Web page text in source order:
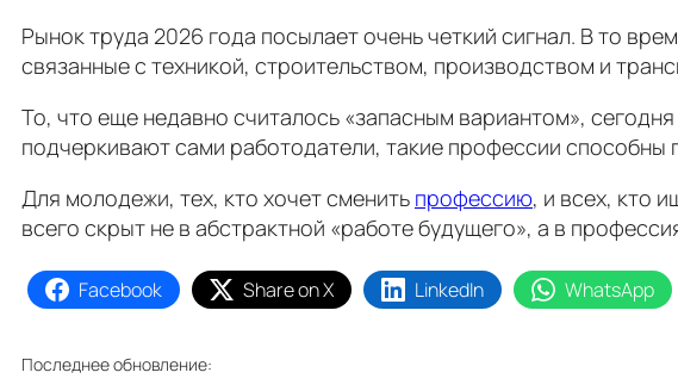
Рынок труда 2026 года посылает очень четкий сигнал. В то
связанные с техникой, строительством, производством и
То, что еще недавно считалось «запасным вариантом»,
подчеркивают сами работодатели, такие профессии
Для молодежи, тех, кто хочет сменить профессию, и всех, кто
всего скрыт не в абстрактной «работе будущего», а в
Facebook Share on X LinkedIn WhatsApp
Последнее обновление: